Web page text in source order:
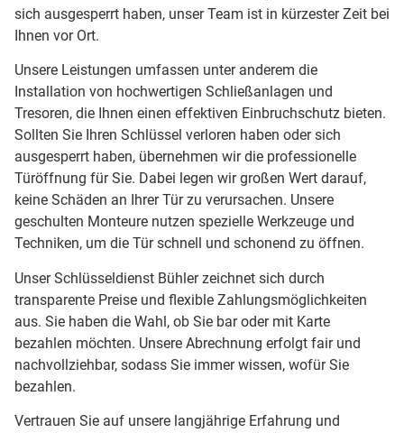
sich ausgesperrt haben, unser Team ist in kürzester Zeit bei
Ihnen vor Ort.
Unsere Leistungen umfassen unter anderem die
Installation von hochwertigen Schließanlagen und
Tresoren, die Ihnen einen effektiven Einbruchschutz bieten.
Sollten Sie Ihren Schlüssel verloren haben oder sich
ausgesperrt haben, übernehmen wir die professionelle
Türöffnung für Sie. Dabei legen wir großen Wert darauf,
keine Schäden an Ihrer Tür zu verursachen. Unsere
geschulten Monteure nutzen spezielle Werkzeuge und
Techniken, um die Tür schnell und schonend zu öffnen.
Unser Schlüsseldienst Bühler zeichnet sich durch
transparente Preise und flexible Zahlungsmöglichkeiten
aus. Sie haben die Wahl, ob Sie bar oder mit Karte
bezahlen möchten. Unsere Abrechnung erfolgt fair und
nachvollziehbar, sodass Sie immer wissen, wofür Sie
bezahlen.
Vertrauen Sie auf unsere langjährige Erfahrung und